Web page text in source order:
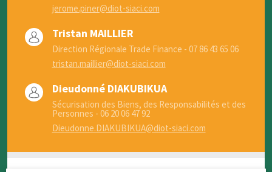
jerome.piner@diot-siaci.com
Tristan MAILLIER
Direction Régionale Trade Finance - 07 86 43 65 06
tristan.maillier@diot-siaci.com
Dieudonné DIAKUBIKUA
Sécurisation des Biens, des Responsabilités et des
Personnes - 06 20 06 47 92
Dieudonne.DIAKUBIKUA@diot-siaci.com